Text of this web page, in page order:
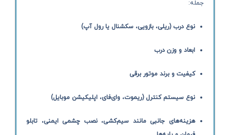
جمله:
نوع درب (ریلی، بازویی، سکشنال یا رول آپ)
ابعاد و وزن درب
کیفیت و برند موتور برقی
نوع سیستم کنترل (ریموت، وای‌فای، اپلیکیشن موبایل)
هزینه‌های جانبی مانند سیم‌کشی، نصب چشمی ایمنی، تابلو